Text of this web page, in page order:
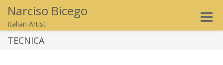
Narciso Bicego
Italian Artist
Toggle
TECNICA